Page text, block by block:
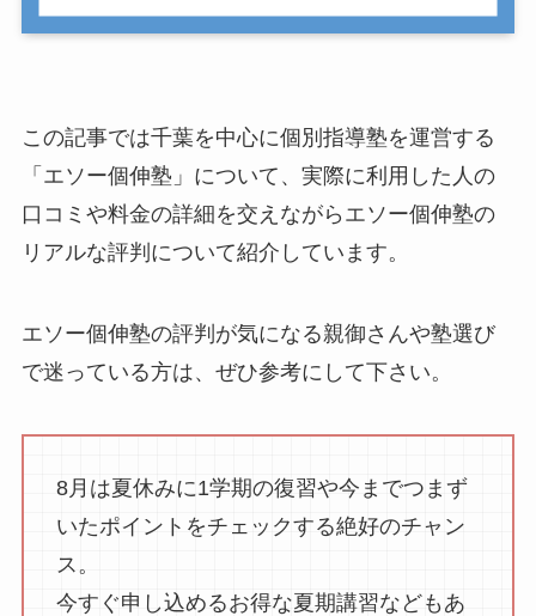
この記事では千葉を中心に個別指導塾を運営する
「エソー個伸塾」について、実際に利用した人の
口コミや料金の詳細を交えながらエソー個伸塾の
リアルな評判について紹介しています。
エソー個伸塾の評判が気になる親御さんや塾選び
で迷っている方は、ぜひ参考にして下さい。
8月は夏休みに1学期の復習や今までつまず
いたポイントをチェックする絶好のチャン
ス。
今すぐ申し込めるお得な夏期講習などもあ